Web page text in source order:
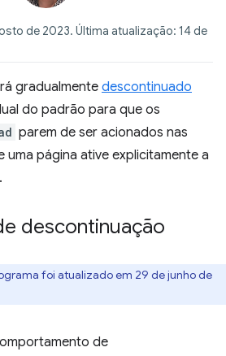
de 2023. Última atualização: 14 de
gradualmente descontinuado
do padrão para que os
parem de ser acionados nas
uma página ative explicitamente a
descontinuação
foi atualizado em 29 de junho de
de